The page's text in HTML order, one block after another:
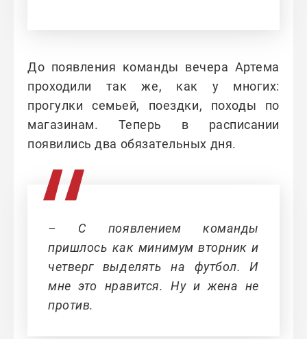
До появления команды вечера Артема
проходили так же, как у многих:
прогулки семьей, поездки, походы по
магазинам. Теперь в расписании
появились два обязательных дня.
– С появлением команды
пришлось как минимум вторник и
четверг выделять на футбол. И
мне это нравится. Ну и жена не
против.